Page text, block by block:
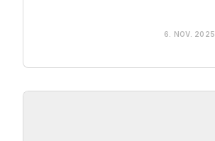
6. NOV. 2025